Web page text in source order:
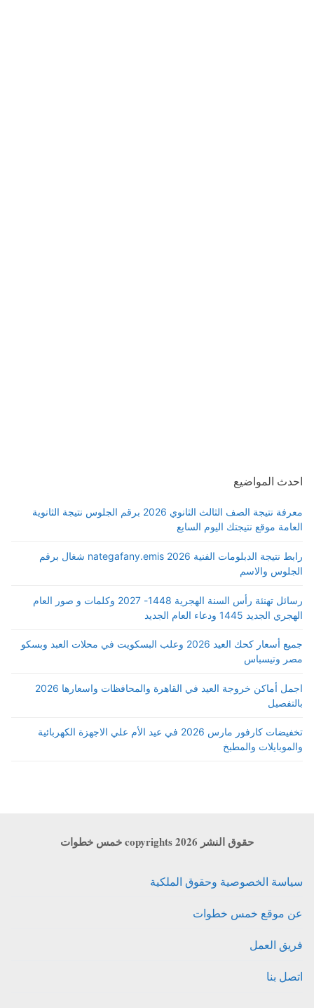
احدث المواضيع
معرفة نتيجة الصف الثالث الثانوي 2026 برقم الجلوس نتيجة الثانوية
العامة موقع نتيجتك اليوم السابع
رابط نتيجة الدبلومات الفنية 2026 nategafany.emis شغال برقم
الجلوس والاسم
رسائل تهنئة رأس السنة الهجرية 1448- 2027 وكلمات و صور العام
الهجري الجديد 1445 ودعاء العام الجديد
جميع أسعار كحك العيد 2026 وعلب البسكويت في محلات العبد وبسكو
مصر وتيسباس
اجمل أماكن خروجة العيد في القاهرة والمحافظات واسعارها 2026
بالتفصيل
تخفيضات كارفور مارس 2026 في عيد الأم علي الاجهزة الكهربائية
والموبايلات والمطبخ
حقوق النشر copyrights 2026 خمس خطوات
سياسة الخصوصية وحقوق الملكية
عن موقع خمس خطوات
فريق العمل
اتصل بنا